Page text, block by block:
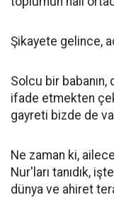
Şikayete gelince,
Solcu bir
ifade etmekten
gayreti bizde de
Ne zaman ki,
Nur'ları tanıdık,
dünya ve ahiret